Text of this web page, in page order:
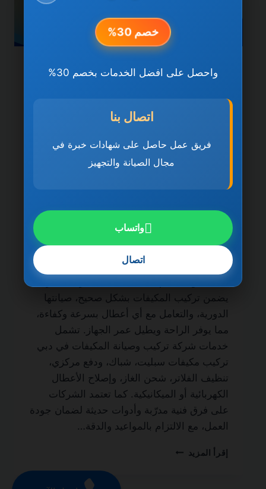
خدمات دبي
المكيفات في دبي
0501270935 ضمان مدى
بواسطة
شركة تركيب وصيانة المكيفات في دبي تُعد
شركة تركيب وصيانة المكيفات في دبي
0501270935 ضمان مدى الحياة من الخدمات
الأساسية لكل منزل أو مكتب لضمان نظام تبريد
فعال طوال العام. فالاعتماد على شركة محترفة
يضمن تركيب المكيفات بشكل صحيح، صيانتها
الدورية، والتعامل مع أي أعطال بسرعة وكفاءة،
مما يوفر الراحة ويطيل عمر الجهاز. تشمل
خدمات شركة تركيب وصيانة المكيفات في دبي
تركيب مكيفات سبليت، شباك، ودفع مركزي،
تنظيف الفلاتر، شحن الغاز، وإصلاح الأعطال
الكهربائية أو الميكانيكية. كما تعتمد الشركات
على فرق فنية مدرّبة وأدوات حديثة لضمان جودة
العمل، مع الالتزام بالمواعيد والدقة…
إقرأ المزيد شركة
خصم 30%
واحصل على افضل الخدمات بخصم 30%
اتصال بنا
فريق عمل حاصل على شهادات خبرة في
مجال الصيانة والتجهيز
واتساب
اتصال